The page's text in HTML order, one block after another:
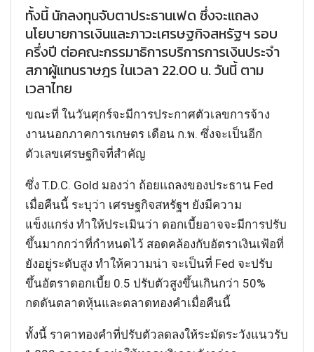
ทั้งนี้ นักลงทุนจับตาประธานเฟด ซึ่งจะแถลง
นโยบายการเงินและภาวะเศรษฐกิจสหรัฐฯ รอบ
ครึ่งปี ต่อคณะกรรมาธิการบริการการเงินประจำ
สภาผู้แทนราษฎร ในเวลา 22.00 น. วันนี้ ตาม
เวลาไทย
ขณะที่ ในวันศุกร์จะมีการประกาศตัวเลขการจ้าง
งานนอกภาคการเกษตร เดือน ก.พ. ซึ่งจะเป็นอีก
ตัวเลขเศรษฐกิจที่สำคัญ
ซึ่ง T.D.C. Gold มองว่า ถ้อยแถลงของประธาน Fed
เมื่อคืนนี้ ระบุว่า เศรษฐกิจสหรัฐฯ ยังมีความ
แข็งแกร่ง ทำให้ประเมินว่า ดอกเบี้ยอาจจะมีการปรับ
ขึ้นมากกว่าที่กำหนดไว้ สอดคล้องกับอัตราเงินเฟ้อที่
ยังอยู่ระดับสูง ทำให้ความน่า จะเป็นที่ Fed จะปรับ
ขึ้นอัตราดอกเบี้ย 0.5 ปรับตัวสูงขึ้นเกินกว่า 50%
กดดันตลาดหุ้นและตลาดทองคำเมื่อคืนนี้
ทั้งนี้ ราคาทองคำที่ปรับตัวลดลงให้ระมัดระวังแนวรับ